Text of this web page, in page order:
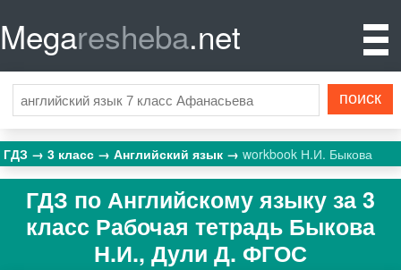
Megaresheba.net
ГДЗ 3 класс Английский язык workbook Н.И. Быкова
ГДЗ по Английскому языку за 3
класс Рабочая тетрадь Быкова
Н.И., Дули Д. ФГОС